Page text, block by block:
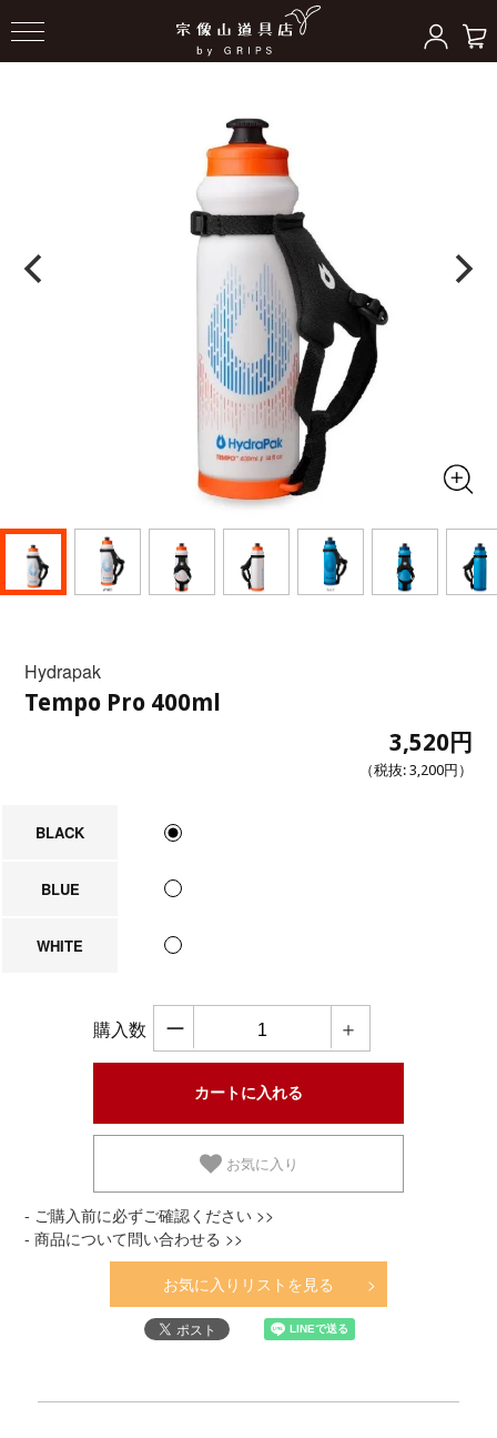
Hydrapak
Tempo Pro 400ml
3,520円
（税抜: 3,200円 ）
BLACK
BLUE
WHITE
購入数 ー ＋
お気に入り
- ご購入前に必ずご確認ください >>
- 商品について問い合わせる >>
お気に入りリストを見る